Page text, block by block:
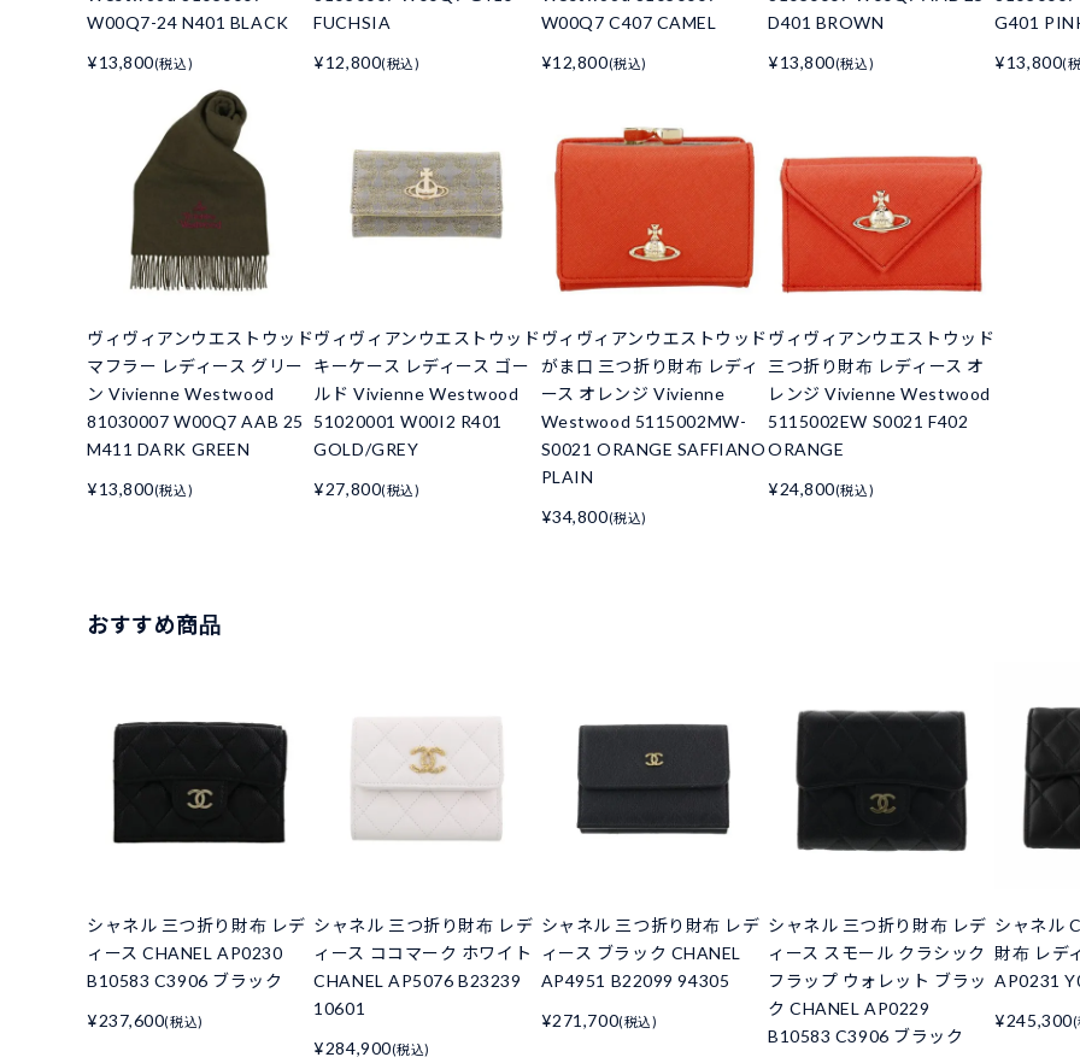
W00Q7-24 N401 BLACK
¥13,800(税込)
FUCHSIA
¥12,800(税込)
W00Q7 C407 CAMEL
¥12,800(税込)
D401 BROWN
¥13,800(税込)
G401
¥13,800(
ヴィヴィアンウエストウッド
マフラー レディース グリー
ン Vivienne Westwood
81030007 W00Q7 AAB 25
M411 DARK GREEN
¥13,800(税込)
ヴィヴィアンウエストウッド
キーケース レディース ゴー
ルド Vivienne Westwood
51020001 W00I2 R401
GOLD/GREY
¥27,800(税込)
ヴィヴィアンウエストウッド
がま口 三つ折り財布 レディ
ース オレンジ Vivienne
Westwood 5115002MW-
S0021 ORANGE SAFFIANO
PLAIN
¥34,800(税込)
ヴィヴィアンウエストウッド
三つ折り財布 レディース オ
レンジ Vivienne Westwood
5115002EW S0021 F402
ORANGE
¥24,800(税込)
おすすめ商品
シャネル 三つ折り財布 レデ
ィース CHANEL AP0230
B10583 C3906 ブラック
¥237,600(税込)
シャネル 三つ折り財布 レデ
ィース ココマーク ホワイト
CHANEL AP5076 B23239
10601
¥284,900(税込)
シャネル 三つ折り財布 レデ
ィース ブラック CHANEL
AP4951 B22099 94305
¥271,700(税込)
シャネル 三つ折り財布 レデ
ィース スモール クラシック
フラップ ウォレット ブラッ
ク CHANEL AP0229
B10583 C3906 ブラック
シャネル
財布 レデ
AP0231
¥245,300